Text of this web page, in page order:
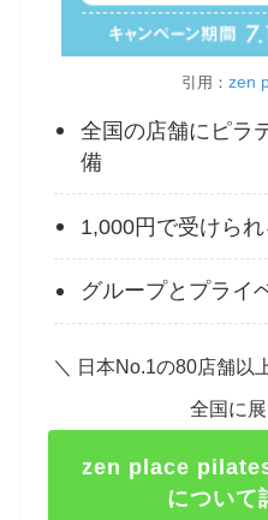
引用： zen
全国の店舗にピラ
備
1,000円で受けら
グループとプライ
＼ 日本No.1の80店舗以
全国に
zen place
について